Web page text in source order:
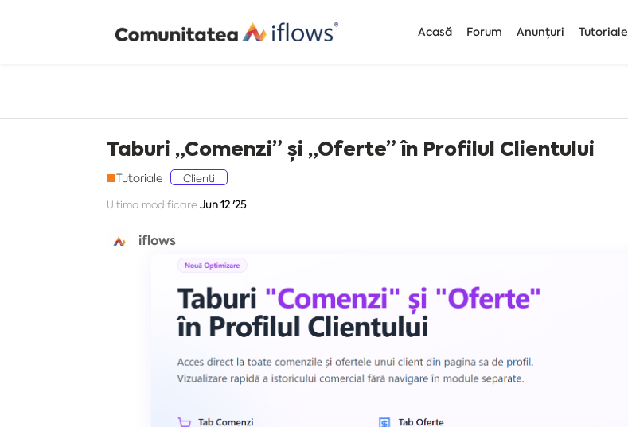
Acasă Forum Anunțuri Tutoriale
Taburi „Comenzi” și „Oferte” în Profilul Clientului
Tutoriale
Clienti
Ultima modificareJun 12 '25
iflows